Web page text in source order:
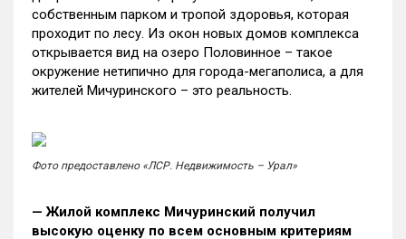
собственным парком и тропой здоровья, которая
проходит по лесу. Из окон новых домов комплекса
открывается вид на озеро Половинное – такое
окружение нетипично для города-мегаполиса, а для
жителей Мичуринского – это реальность.
Фото предоставлено «ЛСР. Недвижимость – Урал»
— Жилой комплекс Мичуринский получил
высокую оценку по всем основным критериям